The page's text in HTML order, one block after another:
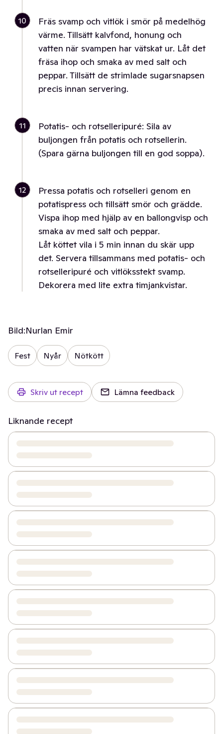
10
Fräs svamp och vitlök i smör på medelhög
värme. Tillsätt kalvfond, honung och
vatten när svampen har vätskat ur. Låt det
fräsa ihop och smaka av med salt och
peppar. Tillsätt de strimlade sugarsnapsen
precis innan servering.
11
Potatis- och rotselleripuré: Sila av
buljongen från potatis och rotsellerin.
(Spara gärna buljongen till en god soppa).
12
Pressa potatis och rotselleri genom en
potatispress och tillsätt smör och grädde.
Vispa ihop med hjälp av en ballongvisp och
smaka av med salt och peppar.
Låt köttet vila i 5 min innan du skär upp
det. Servera tillsammans med potatis- och
rotselleripuré och vitlöksstekt svamp.
Dekorera med lite extra timjankvistar.
Bild:Nurlan Emir
Fest Nyår Nötkött
Skriv ut recept Lämna feedback
Liknande recept